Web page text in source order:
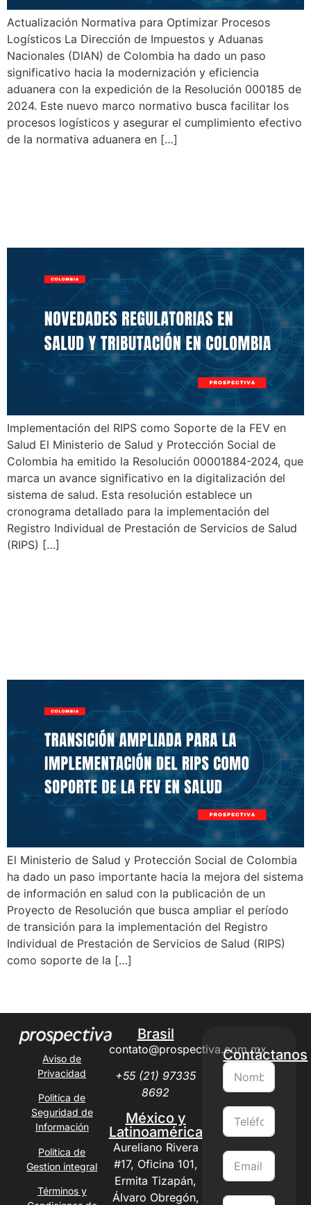
Actualización Normativa para Optimizar Procesos
Logísticos La Dirección de Impuestos y Aduanas
Nacionales (DIAN) de Colombia ha dado un paso
significativo hacia la modernización y eficiencia
aduanera con la expedición de la Resolución 000185 de
2024. Este nuevo marco normativo busca facilitar los
procesos logísticos y asegurar el cumplimiento efectivo
de la normativa aduanera en […]
Implementación del RIPS como Soporte de la FEV en
Salud El Ministerio de Salud y Protección Social de
Colombia ha emitido la Resolución 00001884-2024, que
marca un avance significativo en la digitalización del
sistema de salud. Esta resolución establece un
cronograma detallado para la implementación del
Registro Individual de Prestación de Servicios de Salud
(RIPS) […]
El Ministerio de Salud y Protección Social de Colombia
ha dado un paso importante hacia la mejora del sistema
de información en salud con la publicación de un
Proyecto de Resolución que busca ampliar el período
de transición para la implementación del Registro
Individual de Prestación de Servicios de Salud (RIPS)
como soporte de la […]
Aviso de
Privacidad
Politica de
Seguridad de
Información
Politica de
Gestion integral
Términos y
Brasil
contato@prospectiva.com.mx
+55 (21) 97335
8692
México y
Latinoamérica
Aureliano Rivera
#17, Oficina 101,
Ermita Tizapán,
Álvaro Obregón,
Contáctanos